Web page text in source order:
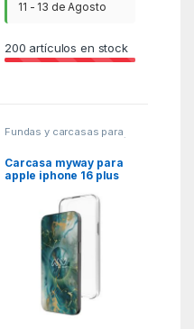
11 - 13 de Agosto
200 artículos en stock
Fundas y carcasas para
Telefonía
Carcasa myway para
apple iphone 16 plus